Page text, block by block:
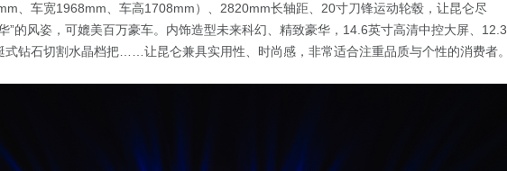
、车宽1968mm、车高1708mm）、2820mm长轴距、20寸刀锋运动轮毂，让昆仑尽
”的风姿，可媲美百万豪车。内饰造型未来科幻、精致豪华，14.6英寸高清中控大屏、12.3
式钻石切割水晶档把……让昆仑兼具实用性、时尚感，非常适合注重品质与个性的消费者。